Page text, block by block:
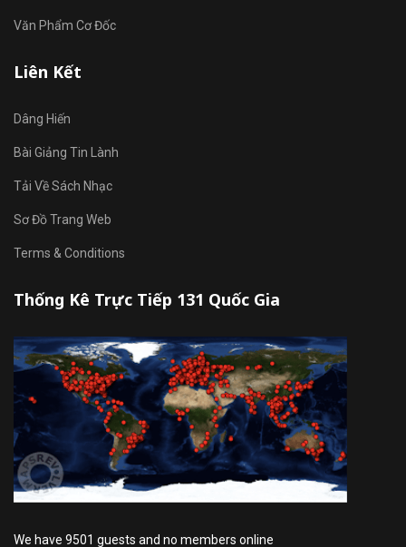
Văn Phẩm Cơ Đốc
Liên Kết
Dâng Hiến
Bài Giảng Tin Lành
Tải Về Sách Nhạc
Sơ Đồ Trang Web
Terms & Conditions
Thống Kê Trực Tiếp 131 Quốc Gia
We have 9501 guests and no members online